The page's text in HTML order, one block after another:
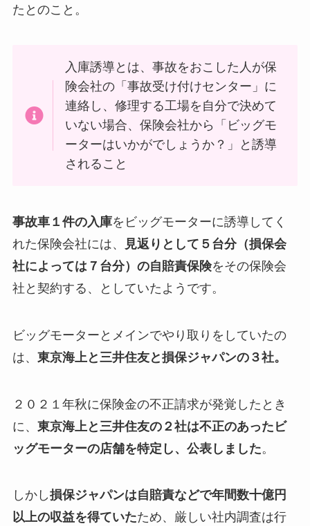
たとのこと。
入庫誘導とは、事故をおこした人が保
険会社の「事故受け付けセンター」に
連絡し、修理する工場を自分で決めて
いない場合、保険会社から「ビッグモ
ーターはいかがでしょうか？」と誘導
されること
事故車１件の入庫をビッグモーターに誘導してく
れた保険会社には、
見返りとして５台分（損保会
社によっては７台分）の自賠責保険をその保険会
社と契約する、としていたようです。
ビッグモーターとメインでやり取りをしていたの
は、 東京海上と三井住友と損保ジャパンの３社。
２０２１年秋に保険金の不正請求が発覚したとき
に、 東京海上と三井住友の２社は不正のあったビ
ッグモーターの店舗を特定し、公表しました。
しかし損保ジャパンは自賠責などで年間数十億円
以上の収益を得ていたため、厳しい社内調査は行